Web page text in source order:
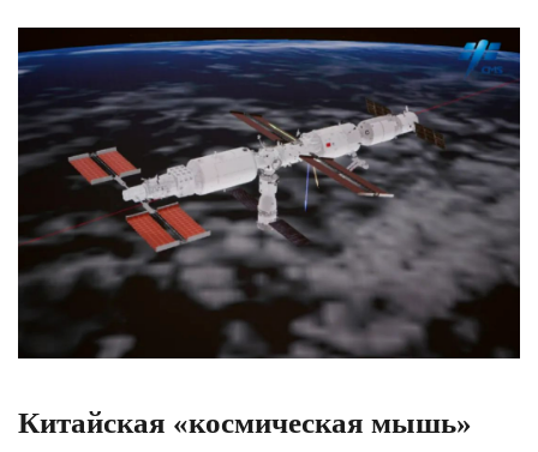
Китайская «космическая мышь»